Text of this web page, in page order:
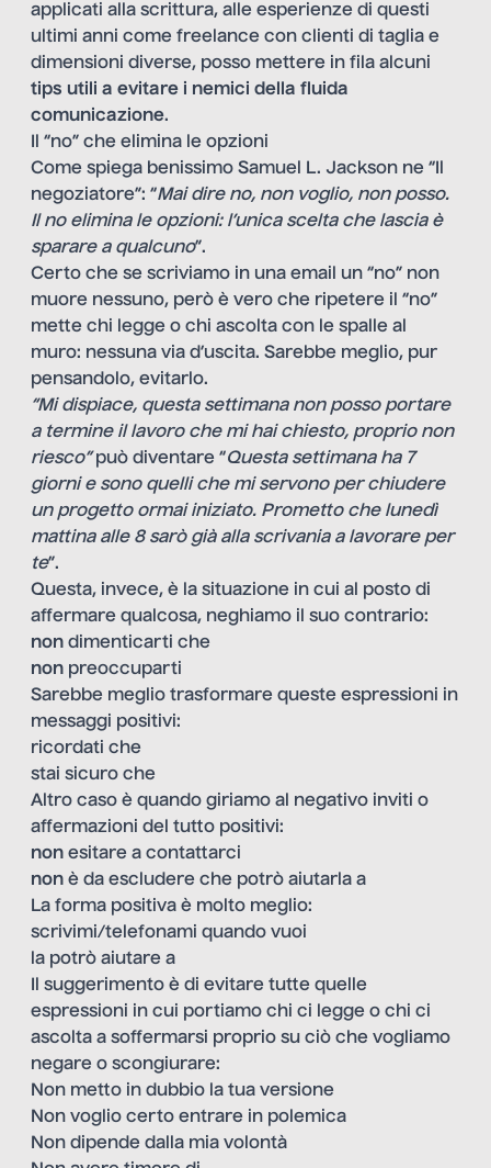
applicati alla scrittura, alle esperienze di questi
ultimi anni come freelance con clienti di taglia e
dimensioni diverse, posso mettere in fila alcuni
tips utili a evitare i nemici della fluida
comunicazione.
Il “no” che elimina le opzioni
Come spiega benissimo Samuel L. Jackson ne “Il
negoziatore”: “Mai dire no, non voglio, non posso.
Il no elimina le opzioni: l’unica scelta che lascia è
sparare a qualcuno”.
Certo che se scriviamo in una email un “no” non
muore nessuno, però è vero che ripetere il “no”
mette chi legge o chi ascolta con le spalle al
muro: nessuna via d’uscita. Sarebbe meglio, pur
pensandolo, evitarlo.
“Mi dispiace, questa settimana non posso portare
a termine il lavoro che mi hai chiesto, proprio non
riesco”può diventare “Questa settimana ha 7
giorni e sono quelli che mi servono per chiudere
un progetto ormai iniziato. Prometto che lunedì
mattina alle 8 sarò già alla scrivania a lavorare per
te”.
Questa, invece, è la situazione in cui al posto di
affermare qualcosa, neghiamo il suo contrario:
non dimenticarti che
non preoccuparti
Sarebbe meglio trasformare queste espressioni in
messaggi positivi:
ricordati che
stai sicuro che
Altro caso è quando giriamo al negativo inviti o
affermazioni del tutto positivi:
non esitare a contattarci
non è da escludere che potrò aiutarla a
La forma positiva è molto meglio:
scrivimi/telefonami quando vuoi
la potrò aiutare a
Il suggerimento è di evitare tutte quelle
espressioni in cui portiamo chi ci legge o chi ci
ascolta a soffermarsi proprio su ciò che vogliamo
negare o scongiurare:
Non metto in dubbio la tua versione
Non voglio certo entrare in polemica
Non dipende dalla mia volontà